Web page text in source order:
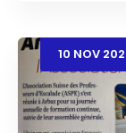
10 NOV